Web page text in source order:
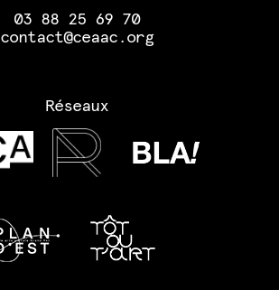
03 88 25 69 70
contact@ceaac.org
Réseaux